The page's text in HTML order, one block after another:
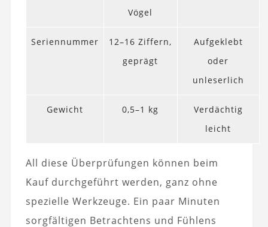
Vögel
Seriennummer
12–16 Ziffern,
geprägt
Aufgeklebt
oder
unleserlich
Gewicht 0,5–1 kg
Verdächtig
leicht
All diese Überprüfungen können beim
Kauf durchgeführt werden, ganz ohne
spezielle Werkzeuge. Ein paar Minuten
sorgfältigen Betrachtens und Fühlens